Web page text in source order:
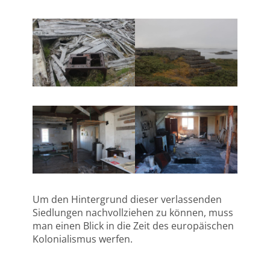
Um den Hintergrund dieser verlassenden
Siedlungen nachvollziehen zu können, muss
man einen Blick in die Zeit des europäischen
Kolonialismus werfen.